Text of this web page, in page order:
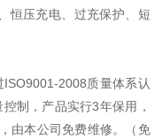
恒压充电、过充保护、短
2008质量体系认
制，产品实行3年保用，
由本公司免费维修。（免